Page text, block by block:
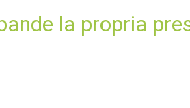
la propria